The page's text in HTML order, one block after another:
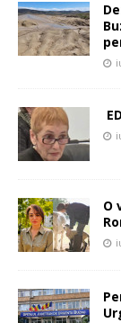
O